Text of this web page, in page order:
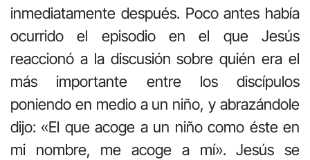
inmediatamente después. Poco antes había
ocurrido el episodio en el que Jesús
reaccionó a la discusión sobre quién era el
más importante entre los discípulos
poniendo en medio a un niño, y abrazándole
dijo: «El que acoge a un niño como éste en
mi nombre, me acoge a mí». Jesús se